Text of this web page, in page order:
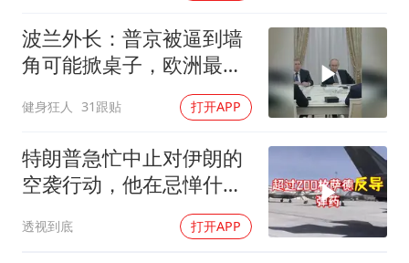
波兰外长：普京被逼到墙
角可能掀桌子，欧洲最担
心的不是俄军有多强
健身狂人 31跟贴 打开APP
特朗普急忙中止对伊朗的
空袭行动，他在忌惮什
透视到底 打开APP